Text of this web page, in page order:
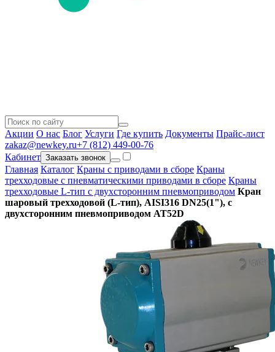
Акции О нас Блог Услуги Где купить Документы Прайс-лист
zakaz@newkey.ru+7 (812) 449-00-76
Кабинет Заказать звонок
Главная Каталог Краны с приводами в сборе Краны
трехходовые с пневматическими приводами в сборе Краны
трехходовые L-тип с двухсторонним пневмоприводом Кран
шаровый трехходовой (L-тип), AISI316 DN25(1"), с
двухсторонним пневмоприводом АТ52D